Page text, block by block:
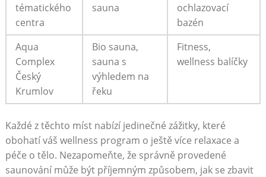
tématického
centra
sauna
ochlazovací
bazén
Aqua
Complex
Český
Krumlov
Bio sauna,
sauna s
výhledem na
řeku
Fitness,
wellness balíčky
Každé z těchto míst nabízí jedinečné zážitky, které
obohatí váš wellness program o ještě více relaxace a
péče o tělo. Nezapomeňte, ​že správně ​provedené
saunování může být příjemným způsobem, jak se zbavit